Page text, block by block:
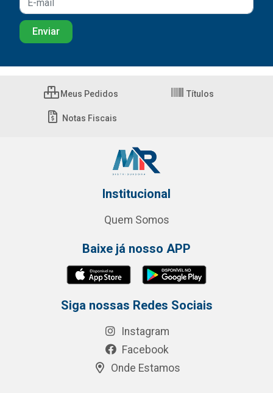
Meus Pedidos Títulos
Notas Fiscais
Institucional
Quem Somos
Baixe já nosso APP
Siga nossas Redes Sociais
Instagram
Facebook
Onde Estamos